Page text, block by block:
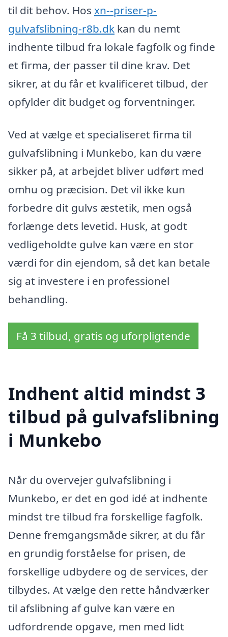
til dit behov. Hos xn--priser-p-
gulvafslibning-r8b.dk kan du nemt
indhente tilbud fra lokale fagfolk og finde
et firma, der passer til dine krav. Det
sikrer, at du får et kvalificeret tilbud, der
opfylder dit budget og forventninger.
Ved at vælge et specialiseret firma til
gulvafslibning i Munkebo, kan du være
sikker på, at arbejdet bliver udført med
omhu og præcision. Det vil ikke kun
forbedre dit gulvs æstetik, men også
forlænge dets levetid. Husk, at godt
vedligeholdte gulve kan være en stor
værdi for din ejendom, så det kan betale
sig at investere i en professionel
behandling.
Få 3 tilbud, gratis og uforpligtende
Indhent altid mindst 3
tilbud på gulvafslibning
i Munkebo
Når du overvejer gulvafslibning i
Munkebo, er det en god idé at indhente
mindst tre tilbud fra forskellige fagfolk.
Denne fremgangsmåde sikrer, at du får
en grundig forståelse for prisen, de
forskellige udbydere og de services, der
tilbydes. At vælge den rette håndværker
til afslibning af gulve kan være en
udfordrende opgave, men med lidt